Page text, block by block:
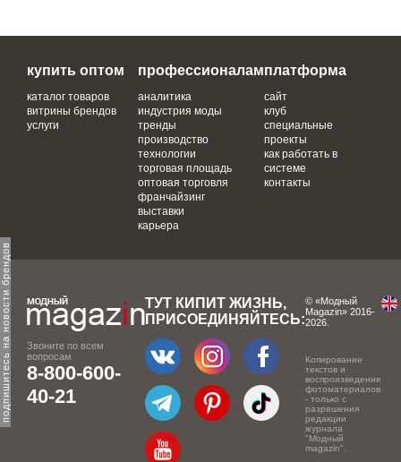
подпишитесь на новости брендов
купить оптом
каталог товаров
витрины брендов
услуги
профессионалам
аналитика
индустрия моды
тренды
производство
технологии
торговая площадь
оптовая торговля
франчайзинг
выставки
карьера
платформа
сайт
клуб
специальные
проекты
как работать в
системе
контакты
Звоните по всем
вопросам
8-800-600-
40-21
ТУТ КИПИТ ЖИЗНЬ,
ПРИСОЕДИНЯЙТЕСЬ:
© «Модный
Magazin» 2016-
2026.
Копирование
текстов и
воспроизведение
фотоматериалов
- только с
разрешения
редакции
журнала
"Модный
magazin".